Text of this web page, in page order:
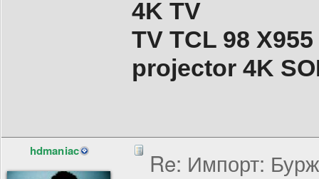
4K TV
TV TCL 98 X955
projector 4K
hdmaniac
Re: Импорт: